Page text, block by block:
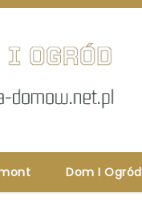
Dom I Ogród